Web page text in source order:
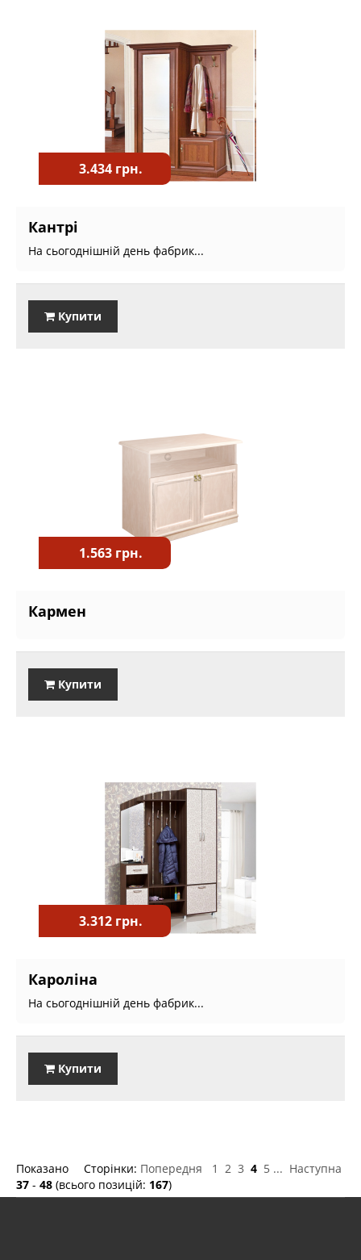
3.434 грн.
Кантрі
На сьогоднішній день фабрик...
Купити
1.563 грн.
Кармен
Купити
3.312 грн.
Кароліна
На сьогоднішній день фабрик...
Купити
Сторінки: Попередня 1 2 3 4 5 ... Наступна
Показано
37 - 48 (всього позицій: 167)